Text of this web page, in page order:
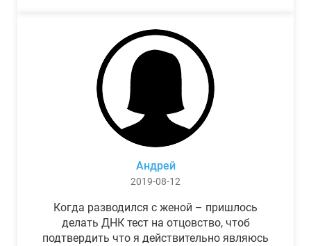
Андрей
2019-08-12
Когда разводился с женой – пришлось
делать ДНК тест на отцовство, чтоб
подтвердить что я действительно являюсь